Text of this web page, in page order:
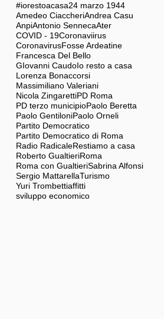
#iorestoacasa24 marzo 1944
Amedeo CiaccheriAndrea Casu
AnpiAntonio SennecaAter
COVID - 19Coronaviirus
CoronavirusFosse Ardeatine
Francesca Del Bello
GIovanni CaudoIo resto a casa
Lorenza Bonaccorsi
Massimiliano Valeriani
Nicola ZingarettiPD Roma
PD terzo municipioPaolo Beretta
Paolo GentiloniPaolo Orneli
Partito Democratico
Partito Democratico di Roma
Radio RadicaleRestiamo a casa
Roberto GualtieriRoma
Roma con GualtieriSabrina Alfonsi
Sergio MattarellaTurismo
Yuri Trombettiaffitti
sviluppo economico